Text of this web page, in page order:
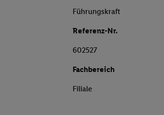
Führungskraft
Referenz-Nr.
602527
Fachbereich
Filiale